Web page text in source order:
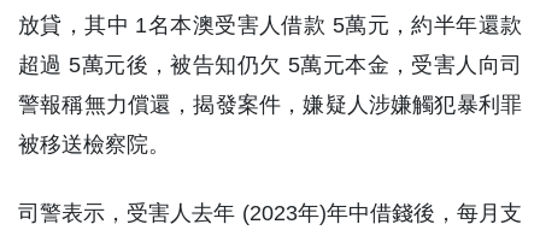
放貸，其中 1名本澳受害人借款 5萬元，約半年還款
超過 5萬元後，被告知仍欠 5萬元本金，受害人向司
警報稱無力償還，揭發案件，嫌疑人涉嫌觸犯暴利罪
被移送檢察院。
司警表示，受害人去年 (2023年)年中借錢後，每月支